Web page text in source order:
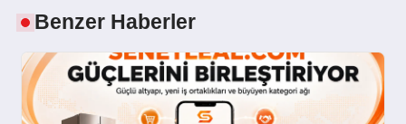
Benzer Haberler